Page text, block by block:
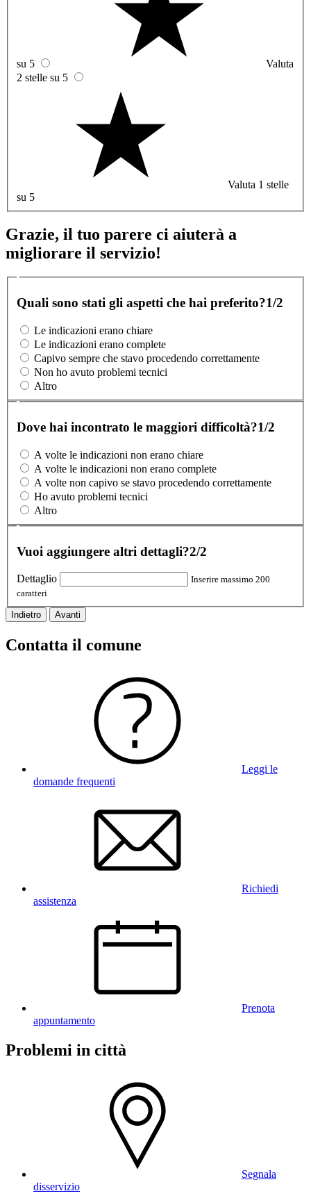
su 5
Valuta
2 stelle su 5
Valuta 1 stelle
su 5
Grazie, il tuo parere ci aiuterà a
migliorare il servizio!
Quali sono stati gli aspetti che hai preferito?1/2
Le indicazioni erano chiare
Le indicazioni erano complete
Capivo sempre che stavo procedendo correttamente
Non ho avuto problemi tecnici
Altro
Dove hai incontrato le maggiori difficoltà?1/2
A volte le indicazioni non erano chiare
A volte le indicazioni non erano complete
A volte non capivo se stavo procedendo correttamente
Ho avuto problemi tecnici
Altro
Vuoi aggiungere altri dettagli?2/2
Dettaglio
Inserire massimo 200
caratteri
Indietro Avanti
Contatta il comune
Leggi le
domande frequenti
Richiedi
assistenza
Prenota
appuntamento
Problemi in città
Segnala
disservizio